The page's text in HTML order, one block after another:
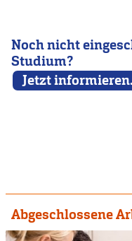
Noch nicht
Studium?
Jetzt informieren.
Abgeschlossene